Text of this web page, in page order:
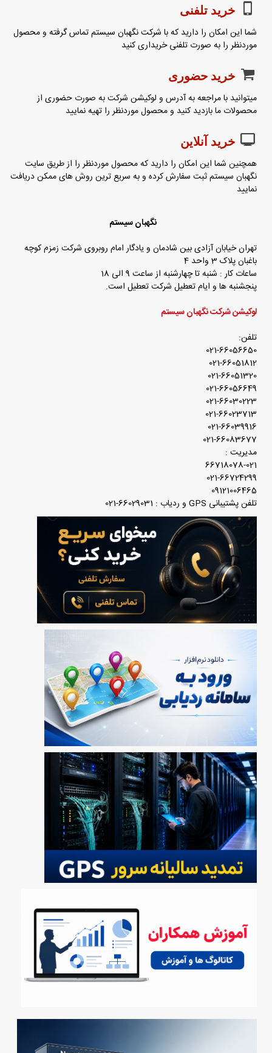
خرید تلفنی
شما این امکان را دارید که با شرکت نگهبان سیستم تماس گرفته و محصول
موردنظر را به صورت تلفنی خریداری کنید
خرید حضوری
میتوانید با مراجعه به آدرس و لوکیشن شرکت به صورت حضوری از
محصولات ما بازدید کنید و محصول موردنظر را تهیه نمایید
خرید آنلاین
همچنین شما این امکان را دارید که محصول موردنظر را از طریق سایت
نگهبان سیستم ثبت سفارش کرده و به سریع ترین روش های ممکن دریافت
نمایید
نگهبان سیستم
تهران خیابان آزادی بین شادمان و یادگار امام روبروی شرکت زمزم کوچه
باغبان پلاک 3 واحد 4
ساعات کار : شنبه تا چهارشنبه از ساعت 9 الی 18
پنجشنبه ها و ایام تعطیل شرکت تعطیل است.
لوکیشن شرکت نگهبان سیستم
تلفن:
021-66056650
021-66051812
021-66051320
021-66056649
021-66030223
021-66023713
021-66039916
021-66083677
مدیریت :
66718078-021
021-66724299
09121006465
تلفن پشتیبانی GPS و ردیاب : 66029031-021